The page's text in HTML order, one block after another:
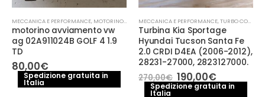
MECCANICA E PERFORMANCE, MOTORINO AVVIAMENTO
motorino avviamento vw
ag 02A911024B GOLF 4 1.9
TD
80,00€
Spedizione gratuita in
Italia
MECCANICA E PERFORMANCE,TURBO COMPRESSORE- TURBINA
Turbina Kia Sportage
Hyundai Tucson Santa Fe
2.0 CRDI D4EA (2006-2012),
28231-27000, 2823127000.
270,00€ Il
prezzo
190,00€Il
prezzo
Spedizione gratuita in
Italia